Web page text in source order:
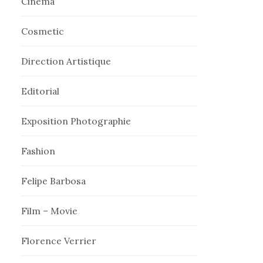
Cosmetic
Direction Artistique
Editorial
Exposition Photographie
Fashion
Felipe Barbosa
Film – Movie
Florence Verrier